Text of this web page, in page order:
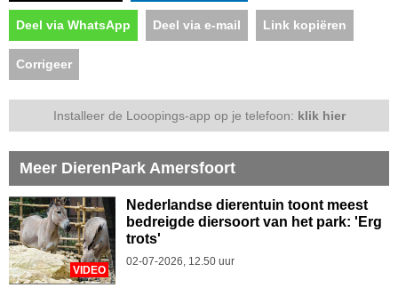
Deel via WhatsApp Deel via e-mail Link kopiëren
Corrigeer
Installeer de Looopings-app op je telefoon: klik hier
Meer DierenPark Amersfoort
VIDEO
Nederlandse dierentuin toont meest
bedreigde diersoort van het park: 'Erg
trots'
02-07-2026, 12.50 uur